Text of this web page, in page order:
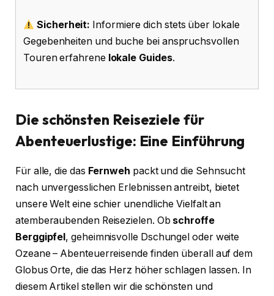
Sicherheit: Informiere dich stets über lokale
Gegebenheiten und buche bei anspruchsvollen
Touren erfahrene lokale Guides.
Die schönsten Reiseziele für
Abenteuerlustige: Eine Einführung
Für alle, die das Fernweh packt und die Sehnsucht
nach unvergesslichen Erlebnissen antreibt, bietet
unsere Welt eine schier unendliche Vielfalt an
atemberaubenden Reisezielen. Ob schroffe
Berggipfel, geheimnisvolle Dschungel oder weite
Ozeane – Abenteuerreisende finden überall auf dem
Globus Orte, die das Herz höher schlagen lassen. In
diesem Artikel stellen wir die schönsten und